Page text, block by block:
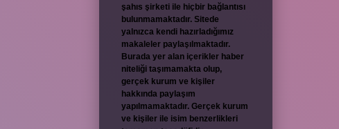
şahıs şirketi ile hiçbir bağlantısı
bulunmamaktadır. Sitede
yalnızca kendi hazırladığımız
makaleler paylaşılmaktadır.
Burada yer alan içerikler haber
niteliği taşımamakta olup,
gerçek kurum ve kişiler
hakkında paylaşım
yapılmamaktadır. Gerçek kurum
ve kişiler ile isim benzerlikleri